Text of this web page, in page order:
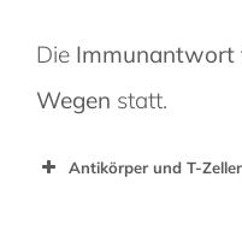
Die Immunantwort
Wegen statt.
Antikörper und T-